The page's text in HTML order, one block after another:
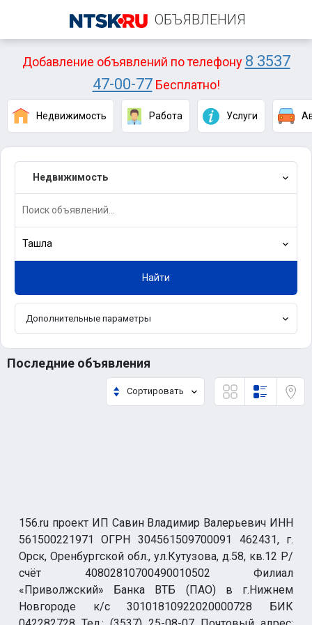
ОБЪЯВЛЕНИЯ
Добавление объявлений по телефону 8 3537
47-00-77Бесплатно!
Недвижимость Работа Услуги
Недвижимость
Ташла
Найти
Дополнительные параметры
Последние объявления
Сортировать
156.ru проект ИП Савин Владимир Валерьевич ИНН
561500221971 ОГРН 304561509700091 462431, г.
Орск, Оренбургской обл., ул.Кутузова, д.58, кв.12 Р/
счёт 40802810700490010502 Филиал
«Приволжский» Банка ВТБ (ПАО) в г.Нижнем
Новгороде к/с 30101810922020000728 БИК